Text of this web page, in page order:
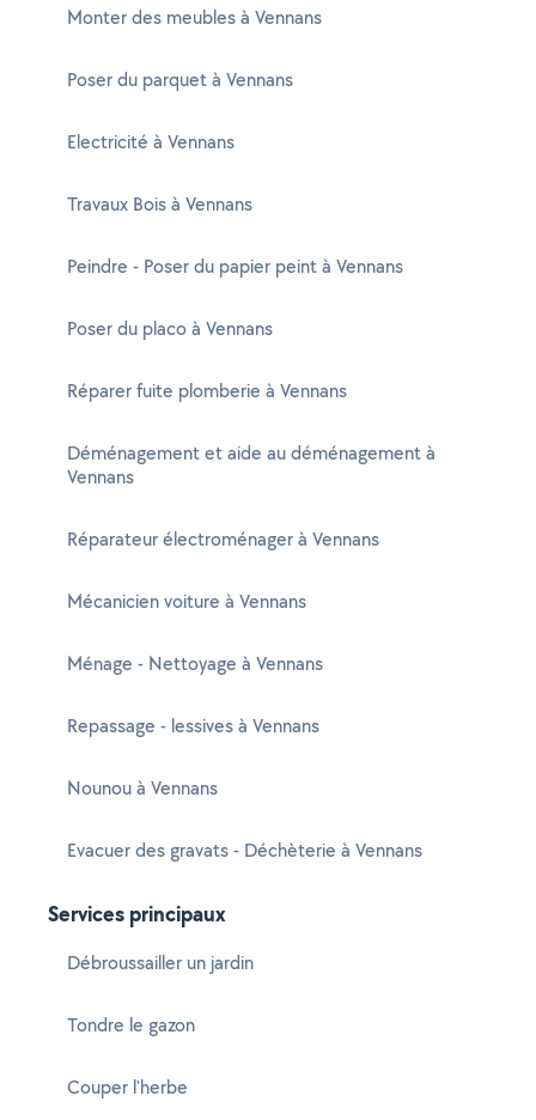
Monter des meubles à Vennans
Poser du parquet à Vennans
Electricité à Vennans
Travaux Bois à Vennans
Peindre - Poser du papier peint à Vennans
Poser du placo à Vennans
Réparer fuite plomberie à Vennans
Déménagement et aide au déménagement à
Vennans
Réparateur électroménager à Vennans
Mécanicien voiture à Vennans
Ménage - Nettoyage à Vennans
Repassage - lessives à Vennans
Nounou à Vennans
Evacuer des gravats - Déchèterie à Vennans
Services principaux
Débroussailler un jardin
Tondre le gazon
Couper l'herbe